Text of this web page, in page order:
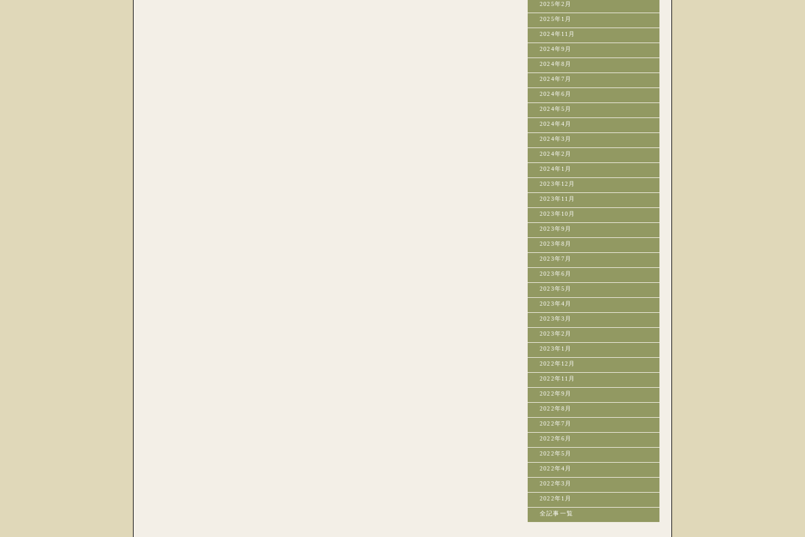
2025年2月
2025年1月
2024年11月
2024年9月
2024年8月
2024年7月
2024年6月
2024年5月
2024年4月
2024年3月
2024年2月
2024年1月
2023年12月
2023年11月
2023年10月
2023年9月
2023年8月
2023年7月
2023年6月
2023年5月
2023年4月
2023年3月
2023年2月
2023年1月
2022年12月
2022年11月
2022年9月
2022年8月
2022年7月
2022年6月
2022年5月
2022年4月
2022年3月
2022年1月
全記事一覧